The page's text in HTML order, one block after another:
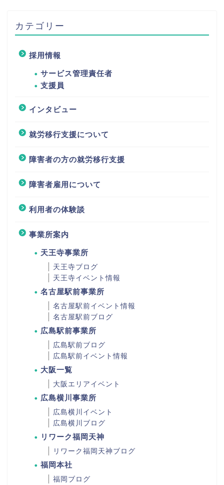
カテゴリー
採用情報
サービス管理責任者
支援員
インタビュー
就労移行支援について
障害者の方の就労移行支援
障害者雇用について
利用者の体験談
事業所案内
天王寺事業所
天王寺ブログ
天王寺イベント情報
名古屋駅前事業所
名古屋駅前イベント情報
名古屋駅前ブログ
広島駅前事業所
広島駅前ブログ
広島駅前イベント情報
大阪一覧
大阪エリアイベント
広島横川事業所
広島横川イベント
広島横川ブログ
リワーク福岡天神
リワーク福岡天神ブログ
福岡本社
福岡ブログ